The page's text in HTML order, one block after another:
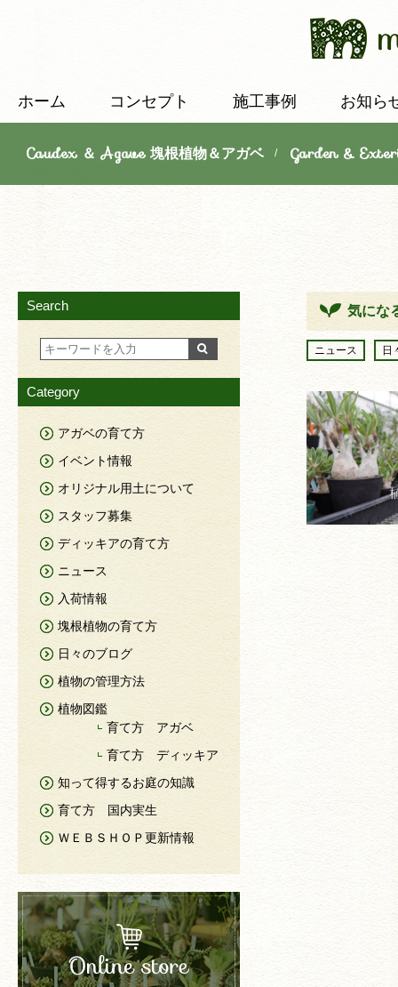
ホーム コンセプト 施工事例 お知ら
Caudex ＆ Agave 塊根植物＆アガベ/Garden &
気にな
ニュース 日
Search
Category
アガベの育て方
イベント情報
オリジナル用土について
スタッフ募集
ディッキアの育て方
ニュース
入荷情報
塊根植物の育て方
日々のブログ
植物の管理方法
植物図鑑
育て方 アガベ
育て方 ディッキア
知って得するお庭の知識
育て方 国内実生
ＷＥＢＳＨＯＰ更新情報